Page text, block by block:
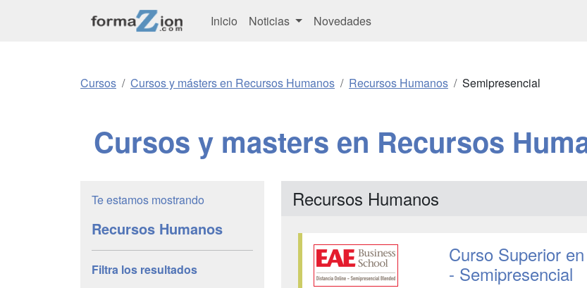
Inicio Noticias Novedades
Cursos Cursos y másters en Recursos Humanos Recursos Humanos Semipresencial
Cursos y masters en Recursos
Te estamos mostrando
Recursos Humanos
Filtra los resultados
Recursos Humanos
Curso Superior
- Semipresencial